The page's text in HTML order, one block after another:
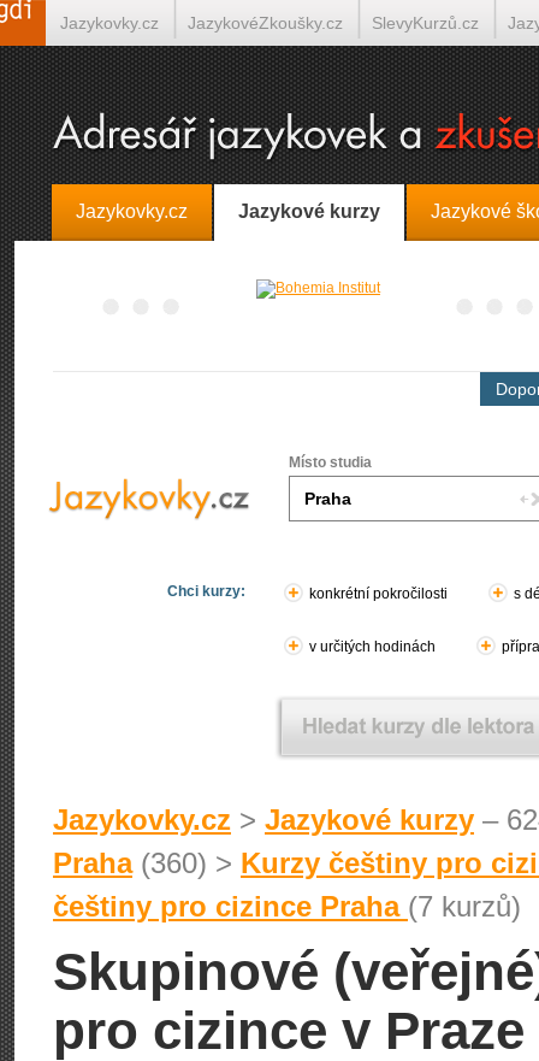
Jazykovky.cz Jazykové kurzy Jazykové
Místo studia
Chci kurzy: konkrétní pokročilosti s
v určitých hodinách
Jazykovky.cz > Jazykové kurzy –
Praha(360) > Kurzy češtiny pro
češtiny pro cizince Praha (7 kurzů)
Skupinové
pro cizince v Praze
Jazykovky.cz JazykovéZkoušky.cz SlevyKurzů.cz
Španělština on-line Italština on-line Tlumočení-